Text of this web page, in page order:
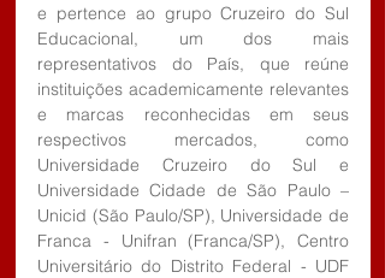
e pertence ao grupo Cruzeiro do Sul
Educacional, um dos mais
representativos do País, que reúne
instituições academicamente relevantes
e marcas reconhecidas em seus
respectivos mercados, como
Universidade Cruzeiro do Sul e
Universidade Cidade de São Paulo –
Unicid (São Paulo/SP), Universidade de
Franca - Unifran (Franca/SP), Centro
Universitário do Distrito Federal - UDF